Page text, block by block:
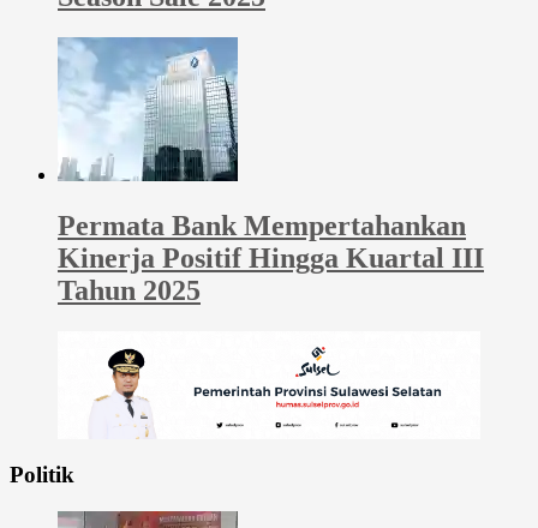
Permata Bank Mempertahankan
Kinerja Positif Hingga Kuartal III
Tahun 2025
Politik